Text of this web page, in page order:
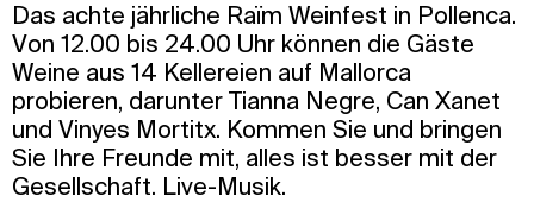
Das achte jährliche Raïm Weinfest in Pollenca.
Von 12.00 bis 24.00 Uhr können die Gäste
Weine aus 14 Kellereien auf Mallorca
probieren, darunter Tianna Negre, Can Xanet
und Vinyes Mortitx. Kommen Sie und bringen
Sie Ihre Freunde mit, alles ist besser mit der
Gesellschaft. Live-Musik.